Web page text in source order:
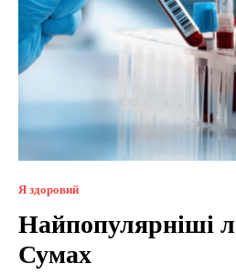
Я здоровий
Найпопулярніші
Сумах